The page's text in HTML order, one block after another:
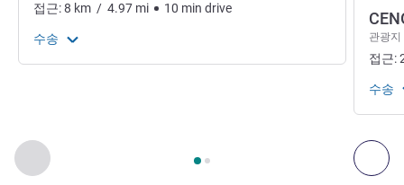
이전 - 예술, 문화, 엔터테인먼트 다
2 페이지 , 예술, 문화, 엔터테인먼트 1 :, 예술, 문화, 엔터테인
접근:8 km / 4.97 mi 10 min drive
수송 관광지
접근:
수송